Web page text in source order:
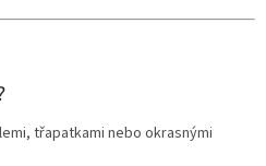
třapatkami nebo okrasnými